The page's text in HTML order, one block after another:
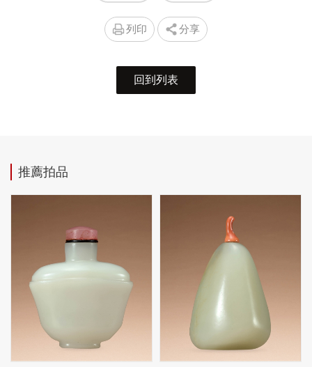
列印 分享
回到列表
推薦拍品